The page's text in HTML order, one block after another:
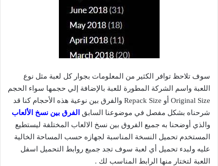
سوف تلاحظ توافر الكثير من المعلومات بجوار كل لعبة مثل نوع
اللعبة واسم الشركة المطورة للعبة بالإضافة إلي حجمها سواء الحجم
Original Size أو Repack Size والفرق بين نوعية هذه الأحجام كنا قد
شرحناه بشكل مفصل في موضوعنا السابق الفرق بين نسخ الألعاب
والذي أوضحنا به جميع الفروق بين نسخ الالعاب المختلفة ليستطيع
المستخدم تحميل النسخة المناسبة لجهازه حسب المساحة الخالية
عليه ولبدء تحميل أي لعبة سوف تجد جميع روابط التحميل اسفل
اللعبة لتختار منها الرابط المناسب لك .